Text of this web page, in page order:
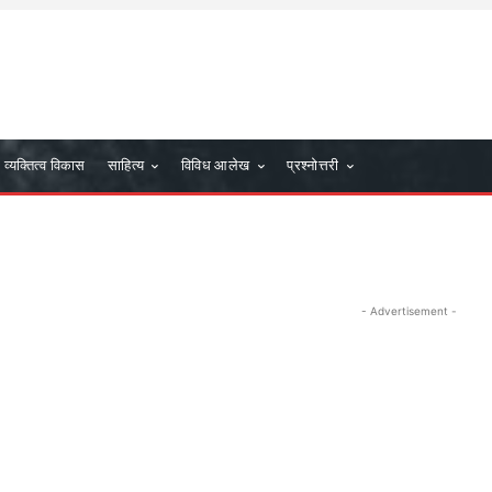
व्यक्तित्व विकास साहित्य विविध आलेख प्रश्नोत्तरी
- Advertisement -